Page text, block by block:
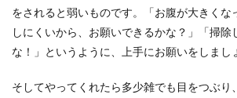
をされると弱いものです。「お腹が大きくな
しにくいから、お願いできるかな？」「掃除
な！」というように、上手にお願いをしまし
そしてやってくれたら多少雑でも目をつぶり